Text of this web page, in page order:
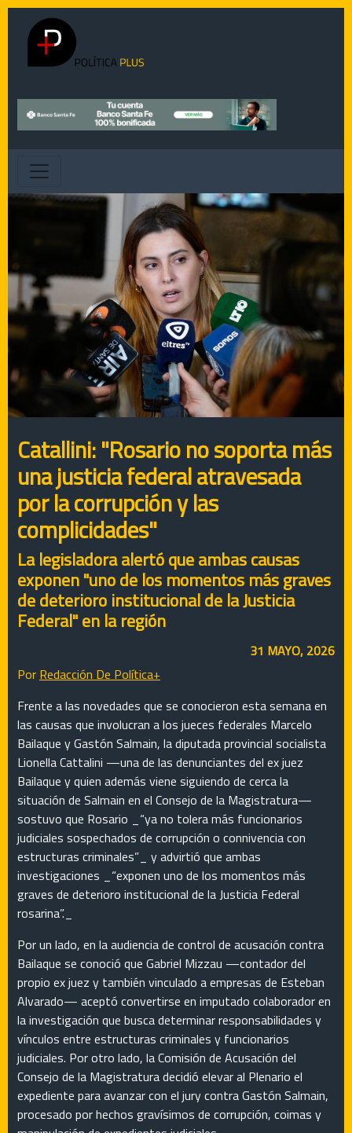
Catallini: "Rosario no soporta más
una justicia federal atravesada
por la corrupción y las
complicidades"
La legisladora alertó que ambas causas
exponen "uno de los momentos más graves
de deterioro institucional de la Justicia
Federal" en la región
31 MAYO, 2026
Por Redacción De Política+
Frente a las novedades que se conocieron esta semana en
las causas que involucran a los jueces federales Marcelo
Bailaque y Gastón Salmain, la diputada provincial socialista
Lionella Cattalini —una de las denunciantes del ex juez
Bailaque y quien además viene siguiendo de cerca la
situación de Salmain en el Consejo de la Magistratura—
sostuvo que Rosario _“ya no tolera más funcionarios
judiciales sospechados de corrupción o connivencia con
estructuras criminales”_ y advirtió que ambas
investigaciones _“exponen uno de los momentos más
graves de deterioro institucional de la Justicia Federal
rosarina”._
Por un lado, en la audiencia de control de acusación contra
Bailaque se conoció que Gabriel Mizzau —contador del
propio ex juez y también vinculado a empresas de Esteban
Alvarado— aceptó convertirse en imputado colaborador en
la investigación que busca determinar responsabilidades y
vínculos entre estructuras criminales y funcionarios
judiciales. Por otro lado, la Comisión de Acusación del
Consejo de la Magistratura decidió elevar al Plenario el
expediente para avanzar con el jury contra Gastón Salmain,
procesado por hechos gravísimos de corrupción, coimas y